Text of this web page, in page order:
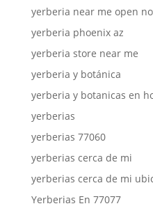
yerberia near me open
yerberia phoenix az
yerberia store near me
yerberia y botánica
yerberia y botanicas en
yerberias
yerberias 77060
yerberias cerca de mi
yerberias cerca de mi
Yerberias En 77077